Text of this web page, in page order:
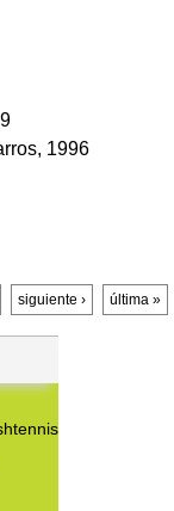
1996
siguiente › última »